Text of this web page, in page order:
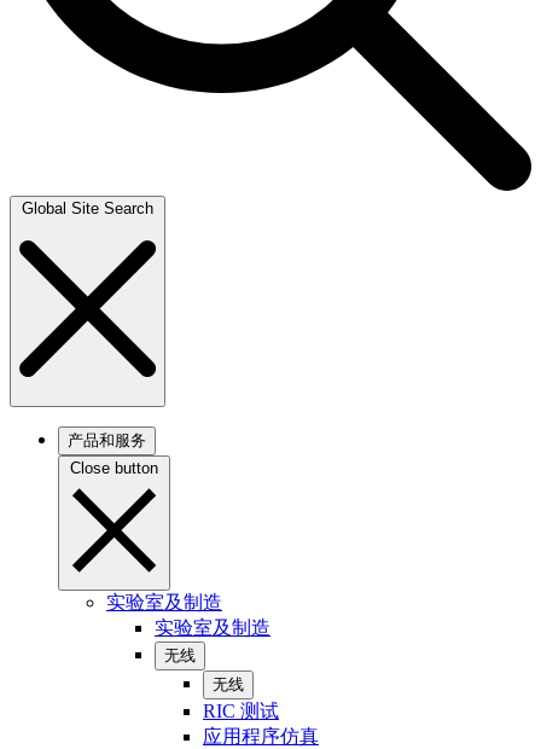
Global Site Search
产品和服务
Close button
实验室及制造
实验室及制造
无线
无线
RIC 测试
应用程序仿真